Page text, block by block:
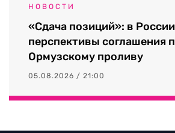
НОВОСТИ
«Сдача позиций»: в
перспективы соглашения
Ормузскому проливу
05.08.2026 / 21:00